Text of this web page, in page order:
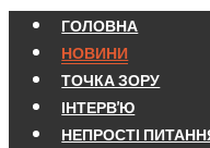
ГОЛОВНА
НОВИНИ
ТОЧКА ЗОРУ
ІНТЕРВ'Ю
НЕПРОСТІ